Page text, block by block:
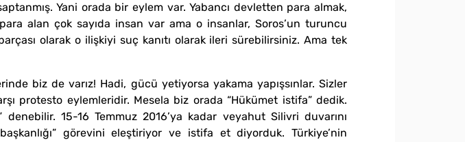
Yani orada bir eylem var. Yabancı devletten para almak,
alan çok sayıda insan var ama o insanlar, Soros’un turuncu
olarak o ilişkiyi suç kanıtı olarak ileri sürebilirsiniz. Ama tek
biz de varız! Hadi, gücü yetiyorsa yakama yapışsınlar. Sizler
protesto eylemleridir. Mesela biz orada “Hükümet istifa” dedik.
15-16 Temmuz 2016’ya kadar veyahut Silivri duvarını
görevini eleştiriyor ve istifa et diyorduk. Türkiye’nin